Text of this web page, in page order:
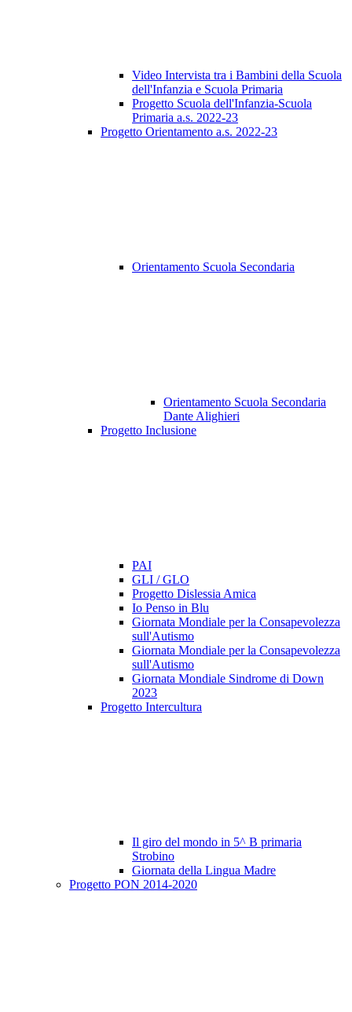
Video Intervista tra i Bambini della Scuola
dell'Infanzia e Scuola Primaria
Progetto Scuola dell'Infanzia-Scuola
Primaria a.s. 2022-23
Progetto Orientamento a.s. 2022-23
Orientamento Scuola Secondaria
Orientamento Scuola Secondaria
Dante Alighieri
Progetto Inclusione
PAI
GLI / GLO
Progetto Dislessia Amica
Io Penso in Blu
Giornata Mondiale per la Consapevolezza
sull'Autismo
Giornata Mondiale per la Consapevolezza
sull'Autismo
Giornata Mondiale Sindrome di Down
2023
Progetto Intercultura
Il giro del mondo in 5^ B primaria
Strobino
Giornata della Lingua Madre
Progetto PON 2014-2020